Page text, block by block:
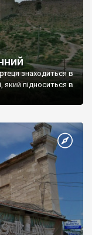
знаходиться в
який підноситься в